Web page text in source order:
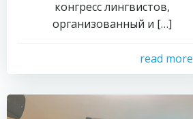
конгресс лингвистов,
организованный и […]
read more